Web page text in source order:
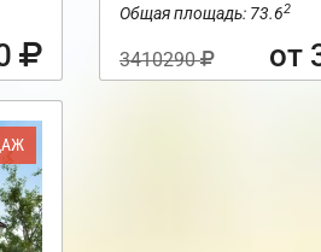
Общая площадь: 73.62
3410290 от